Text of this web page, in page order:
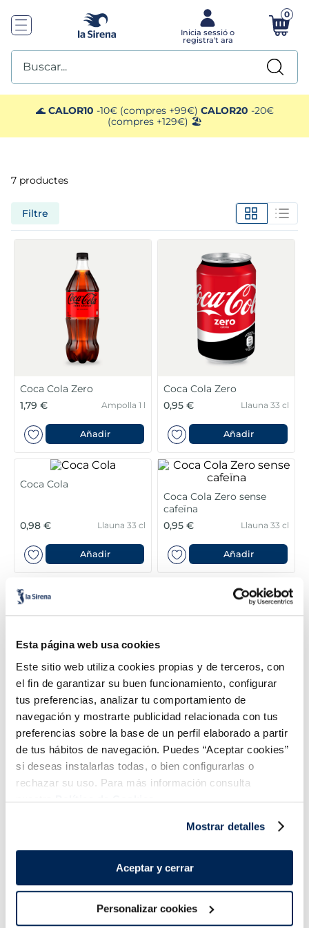
Esta página web usa cookies
Este sitio web utiliza cookies propias y de terceros, con
el fin de garantizar su buen funcionamiento, configurar
tus preferencias, analizar tu comportamiento de
navegación y mostrarte publicidad relacionada con tus
preferencias sobre la base de un perfil elaborado a partir
de tus hábitos de navegación. Puedes “Aceptar cookies”
si deseas instalarlas todas, o bien configurarlas o
rechazar su uso. Para más información consulta
nuestraPolítica de Cookies.
Mostrar detalles
Aceptar y cerrar
Personalizar cookies
0
Buscar...
🌊 CALOR10 -10€ (compres +99€) CALOR20 -20€
(compres +129€) 🏖️
7 productes
Filtre
Coca Cola Zero
1,79 €
Ampolla 1 l
Añadir
Coca Cola Zero
0,95 €
Llauna 33 cl
Añadir
Coca Cola
0,98 € Llauna 33 cl
Añadir
Coca Cola Zero sense
cafeïna
0,95 €
Llauna 33 cl
Añadir
Coca cola zero zero
2,19 €
Ampolla 2 L
Coca Cola
1,79 €
Ampolla 1 l
TOP SEARCHES
1. plato preparado
2 ensaladilla
gelats sirena
preparado paella
. calamar sirena
salmó premium